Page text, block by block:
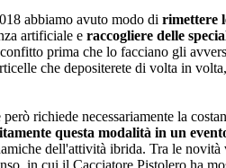
abbiamo avuto modo di rimettere
artificiale e raccogliere delle
prima che lo facciano gli
che depositerete di volta in
richiede necessariamente la
questa modalità in un
dell'attività ibrida. Tra le
in cui il Cacciatore Pistolero ha